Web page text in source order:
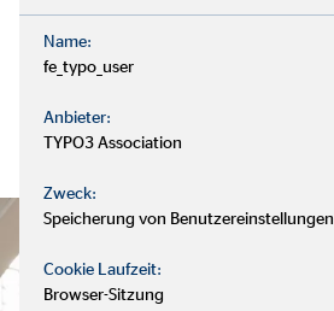
Name:
fe_typo_user
Anbieter:
TYPO3 Association
Zweck:
Speicherung von Benutzereinstellungen
Cookie Laufzeit:
Browser-Sitzung